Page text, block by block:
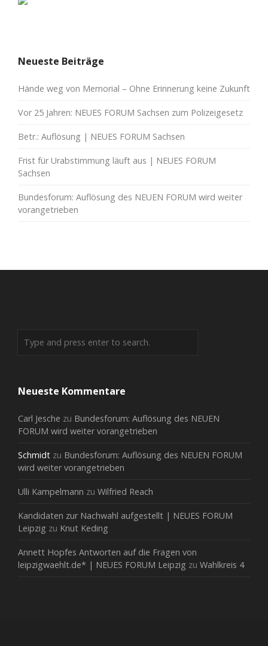
Neueste Beiträge
Hände weg von Memorial – Ohne Erinnerung keine Zukunft
Vor 25 Jahren: NEUES FORUM Sachsen zum Polizeigesetz
Betr.: Auflösung | NEUES FORUM Sachsen
Frist für Urabstimmung läuft aus | NEUES FORUM
Sachsen
Bundesforum: Auflösung des NEUEN FORUM wird weiter
vorangetrieben
Neueste Kommentare
Carl Jesche zu Bundesforum: Auflösung des NEUEN
FORUM wird weiter vorangetrieben
Schmidt zu Bundesforum: Auflösung des NEUEN FORUM
wird weiter vorangetrieben
Ulli Kampelmann zu Wilfried Reach
Kandidaten zur Nachwahl aufgestellt | NEUES FORUM
Leipzig zu Knut Keding
Annett Hopfes Antworten auf die Fragen von
leipzigwaehlt.de* | NEUES FORUM Leipzig zu Wahlkreis 4